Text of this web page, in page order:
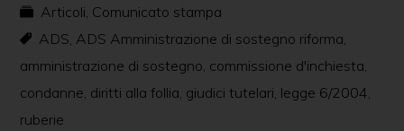
e
b
o
o
e
n
g
s
A
p
er e
dI
n
vi
di
Articoli, Comunicato stampa
ADS, ADS Amministrazione di sostegno riforma,
amministrazione di sostegno, commissione d'inchiesta,
condanne, diritti alla follia, giudici tutelari, legge 6/2004,
ruberie